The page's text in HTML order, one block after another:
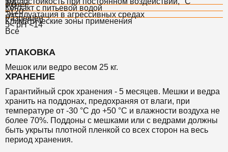
менее
7,0
+120
Контакт с питьевой водой
Разрешен
Эксплуатация в агрессивных средах
5< pH <14
Климатические зоны применения
Все
УПАКОВКА
Мешок или ведро весом 25 кг.
ХРАНЕНИЕ
Гарантийный срок хранения - 5 месяцев. Мешки и ведра
хранить на поддонах, предохраняя от влаги, при
температуре от -30 °С до +50 °С и влажности воздуха не
более 70%. Поддоны с мешками или с ведрами должны
быть укрыты плотной пленкой со всех сторон на весь
период хранения.